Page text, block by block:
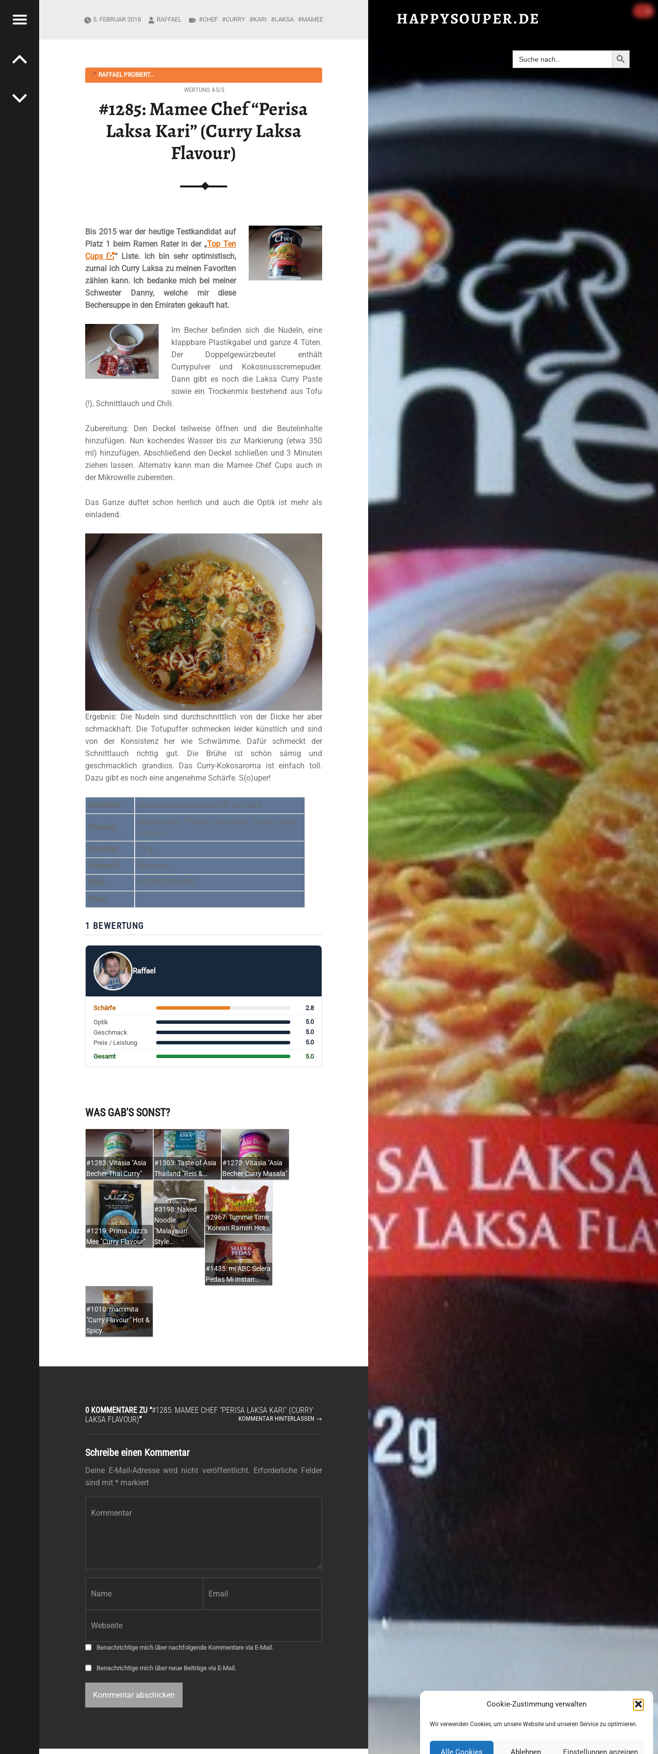
Cookie-Zustimmung verwalten
Wir verwenden Cookies, um unsere Website und unseren Service zu optimieren.
Alle Cookies Ablehnen Einstellungen anzeigen
HAPPYSOUPER.DE
Menü
Search
for:
Search
RAFFAEL PROBIERT...
#1285: Mamee Chef “Perisa
Laksa Kari” (Curry Laksa
Flavour)
WERTUNG 4-5/5
Bis 2015 war der heutige Testkandidat auf
Platz 1 beim Ramen Rater in der „Top Ten
Cups
“ Liste. Ich bin sehr optimistisch,
zumal ich Curry Laksa zu meinen Favoriten
zählen kann. Ich bedanke mich bei meiner
Schwester Danny, welche mir diese
Bechersuppe in den Emiraten gekauft hat.
Im Becher befinden sich die Nudeln, eine
klappbare Plastikgabel und ganze 4 Tüten.
Der Doppelgewürzbeutel enthält
Currypulver und Kokosnusscremepuder.
Dann gibt es noch die Laksa Curry Paste
sowie ein Trockenmix bestehend aus Tofu
(!), Schnittlauch und Chili.
Zubereitung: Den Deckel teilweise öffnen und die Beutelinhalte
hinzufügen. Nun kochendes Wasser bis zur Markierung (etwa 350
ml) hinzufügen. Abschließend den Deckel schließen und 3 Minuten
ziehen lassen. Alternativ kann man die Mamee Chef Cups auch in
der Mikrowelle zubereiten.
Das Ganze duftet schon herrlich und auch die Optik ist mehr als
einladend.
Ergebnis: Die Nudeln sind durchschnittlich von der Dicke her aber
schmackhaft. Die Tofupuffer schmecken leider künstlich und sind
von der Konsistenz her wie Schwämme. Dafür schmeckt der
Schnittlauch richtig gut. Die Brühe ist schön sämig und
geschmacklich grandios. Das Curry-Kokosaroma ist einfach toll.
Dazu gibt es noch eine angenehme Schärfe. S(o)uper!
Hersteller: Mamee Double-Decker (M) Sdn Bhd
Produkt:
Mamee Chef “Perisa Laksa Kari” (Curry Laksa
Flavour)
Gewicht:
72 g
Herkunft:
Malaysia
EAN:
9555022303307
Preis:
1 BEWERTUNG
Raffael
Schärfe
2.8
Optik
5.0
Geschmack
5.0
Preis / Leistung
5.0
Gesamt
5.0
WAS GAB'S SONST?
#1283: Vitasia "Asia
Becher Thai Curry"
#1303: Taste of Asia
Thailand "Reis &…
#1273: Vitasia "Asia
Becher Curry Masala"
#1219: Prima Juzz's
Mee "Curry Flavour"
#3198: Naked
Noodle
"Malaysian
Style…
#2967: Tummie Time
"Korean Ramen Hot…
#1435: mi ABC Selera
Pedas Mi Instan…
#1010: mammita
"Curry Flavour" Hot &
Spicy
5. FEBRUAR 2018 RAFFAEL CHEF CURRY KARI LAKSA MAMEE
0 KOMMENTARE ZU “#1285: MAMEE CHEF “PERISA LAKSA KARI” (CURRY
LAKSA FLAVOUR)” KOMMENTAR HINTERLASSEN →
Schreibe einen Kommentar
Deine E-Mail-Adresse wird nicht veröffentlicht. Erforderliche Felder
sind mit* markiert
Benachrichtige mich über nachfolgende Kommentare via E-Mail.
Benachrichtige mich über neue Beiträge via E-Mail.